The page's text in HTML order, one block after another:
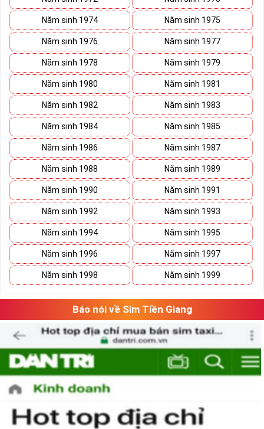
Năm sinh 1974 Năm sinh 1975
Năm sinh 1976 Năm sinh 1977
Năm sinh 1978 Năm sinh 1979
Năm sinh 1980 Năm sinh 1981
Năm sinh 1982 Năm sinh 1983
Năm sinh 1984 Năm sinh 1985
Năm sinh 1986 Năm sinh 1987
Năm sinh 1988 Năm sinh 1989
Năm sinh 1990 Năm sinh 1991
Năm sinh 1992 Năm sinh 1993
Năm sinh 1994 Năm sinh 1995
Năm sinh 1996 Năm sinh 1997
Năm sinh 1998 Năm sinh 1999
Báo nói về Sim Tiền Giang